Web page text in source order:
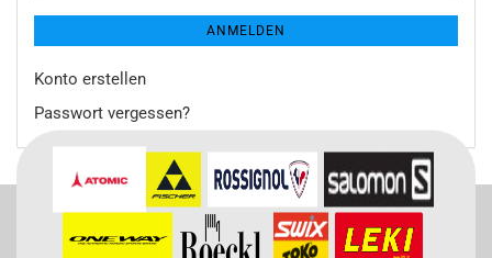
ANMELDEN
Konto erstellen
Passwort vergessen?